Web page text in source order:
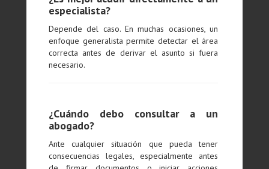
especialista?
Depende del caso. En muchas ocasiones, un
enfoque generalista permite detectar el área
correcta antes de derivar el asunto si fuera
necesario.
¿Cuándo debo consultar a un
abogado?
Ante cualquier situación que pueda tener
consecuencias legales, especialmente antes